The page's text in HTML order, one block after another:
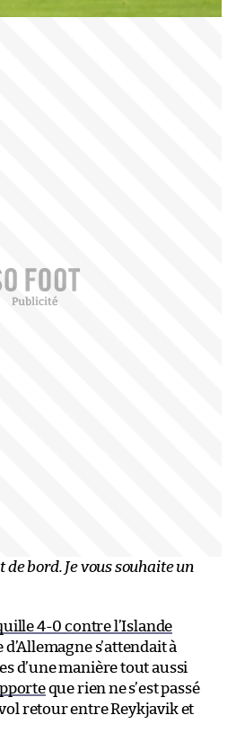
bord. Je vous souhaite un
4-0 contre l’Islande
d’Allemagne s’attendait à
d’une manière tout aussi
que rien ne s’est passé
retour entre Reykjavik et